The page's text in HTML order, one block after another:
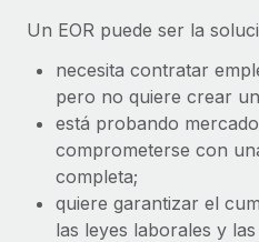
Movilidad y reubicación
Prestaciones
Gestiona las prestaciones
complicaciones.
Management Plus
La misión de Remote sigue
todos los tamaños a contratar,
Más información
Pento se convierte en
con Remote
Un EOR puede ser la
necesita contratar
pero no quiere crear
está probando
comprometerse con
completa;
quiere garantizar el
las leyes laborales y